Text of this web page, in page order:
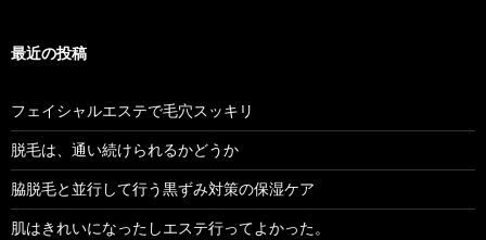
最近の投稿
フェイシャルエステで毛穴スッキリ
脱毛は、通い続けられるかどうか
脇脱毛と並行して行う黒ずみ対策の保湿ケア
肌はきれいになったしエステ行ってよかった。